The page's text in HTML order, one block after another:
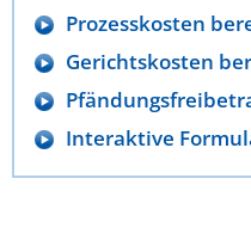
Prozesskosten
Gerichtskosten
Interaktive